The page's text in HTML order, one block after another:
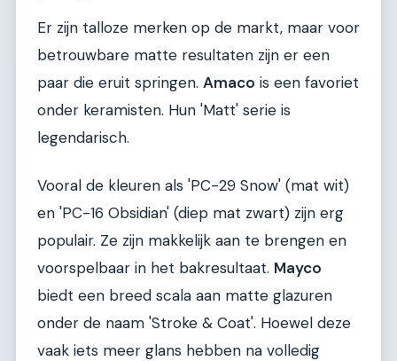
Er zijn talloze merken op de markt, maar voor
betrouwbare matte resultaten zijn er een
paar die eruit springen. Amaco is een favoriet
onder keramisten. Hun 'Matt' serie is
legendarisch.
Vooral de kleuren als 'PC-29 Snow' (mat wit)
en 'PC-16 Obsidian' (diep mat zwart) zijn erg
populair. Ze zijn makkelijk aan te brengen en
voorspelbaar in het bakresultaat. Mayco
biedt een breed scala aan matte glazuren
onder de naam 'Stroke & Coat'. Hoewel deze
vaak iets meer glans hebben na volledig